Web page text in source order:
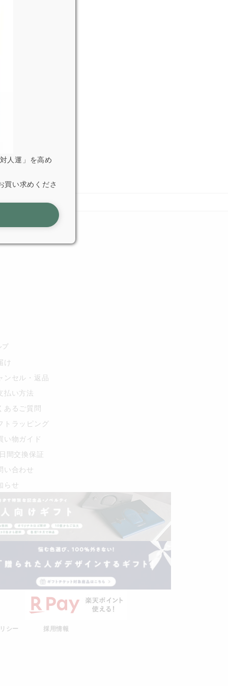
プ
け
ンセル・返品
払い方法
あるご質問
トラッピング
い物ガイド
間交換保証
い合わせ
らせ
シー 採用情報
人運」を高め
買い求めくださ